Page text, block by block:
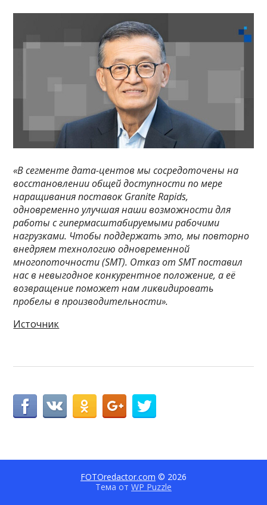
«В сегменте дата-центов мы сосредоточены на
восстановлении общей доступности по мере
наращивания поставок Granite Rapids,
одновременно улучшая наши возможности для
работы с гипермасштабируемыми рабочими
нагрузками. Чтобы поддержать это, мы повторно
внедряем технологию одновременной
многопоточности (SMT). Отказ от SMT поставил
нас в невыгодное конкурентное положение, а её
возвращение поможет нам ликвидировать
пробелы в производительности».
Источник
FOTOredactor.com © 2026
Тема от WP Puzzle